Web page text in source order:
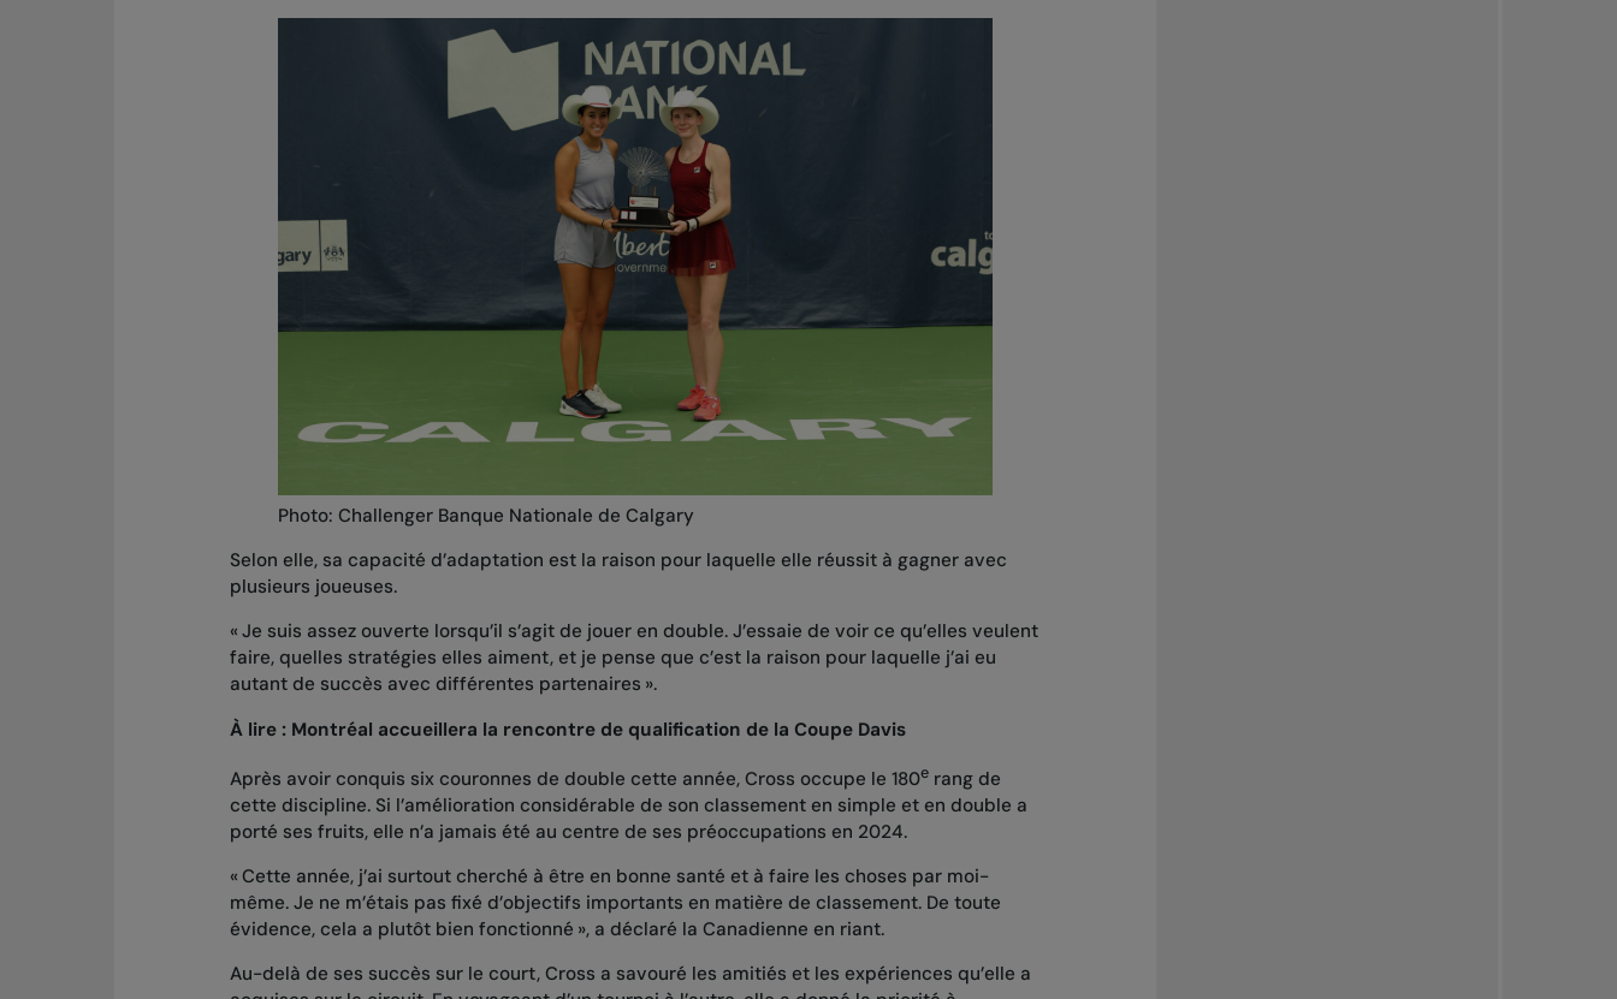
Photo: Challenger Banque Nationale de Calgary
Selon elle, sa capacité d’adaptation est la raison pour laquelle elle réussit à gagner avec
plusieurs joueuses.
« Je suis assez ouverte lorsqu’il s’agit de jouer en double. J’essaie de voir ce qu’elles veulent
faire, quelles stratégies elles aiment, et je pense que c’est la raison pour laquelle j’ai eu
autant de succès avec différentes partenaires ».
À lire : Montréal accueillera la rencontre de qualification de la Coupe Davis
Après avoir conquis six couronnes de double cette année, Cross occupe le 180erang de
cette discipline. Si l’amélioration considérable de son classement en simple et en double a
porté ses fruits, elle n’a jamais été au centre de ses préoccupations en 2024.
« Cette année, j’ai surtout cherché à être en bonne santé et à faire les choses par moi-
même. Je ne m’étais pas fixé d’objectifs importants en matière de classement. De toute
évidence, cela a plutôt bien fonctionné », a déclaré la Canadienne en riant.
Au-delà de ses succès sur le court, Cross a savouré les amitiés et les expériences qu’elle a